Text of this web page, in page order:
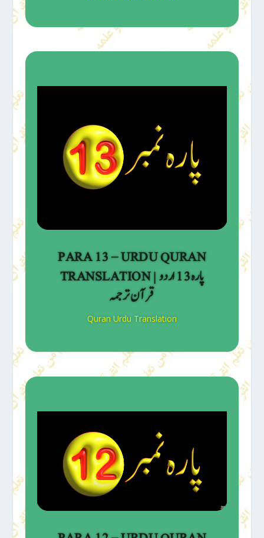
PARA 13 – URDU QURAN
TRANSLATION | پارہ 13 اردو
قرآن ترجمہ
Quran Urdu Translation